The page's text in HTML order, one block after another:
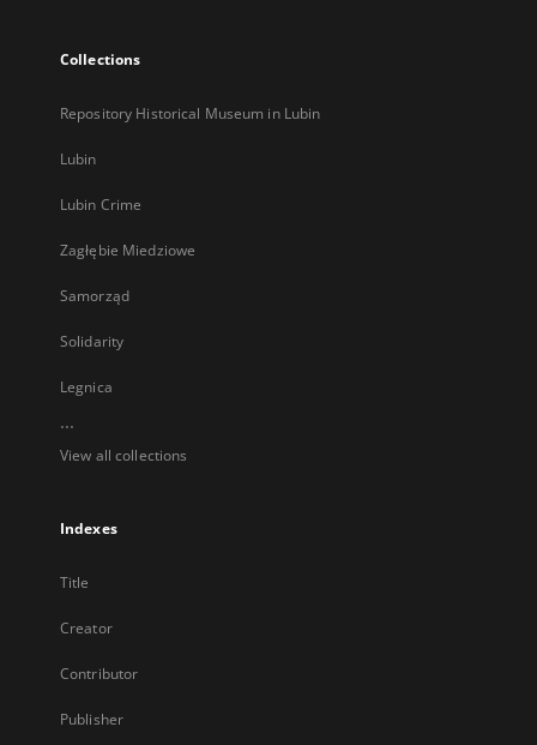
Collections
Repository Historical Museum in Lubin
Lubin
Lubin Crime
Zagłębie Miedziowe
Samorząd
Solidarity
Legnica
...
View all collections
Indexes
Title
Creator
Contributor
Publisher